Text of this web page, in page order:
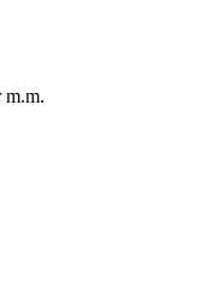
m.m.